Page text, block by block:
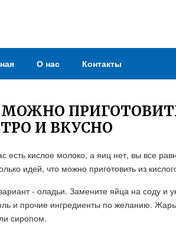
О нас Контакты
И ВКУСНО
есть кислое молоко, а яиц нет, вы все
идей, что можно приготовить из
- оладьи. Замените яйца на соду и
и прочие ингредиенты по желанию.
сиропом.